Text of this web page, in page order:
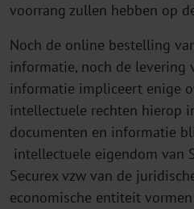
voorrang zullen hebben op
Noch de online bestelling
informatie, noch de levering
informatie impliceert enige
intellectuele rechten hierop
documenten en informatie
intellectuele eigendom van
Securex vzw van de
economische entiteit